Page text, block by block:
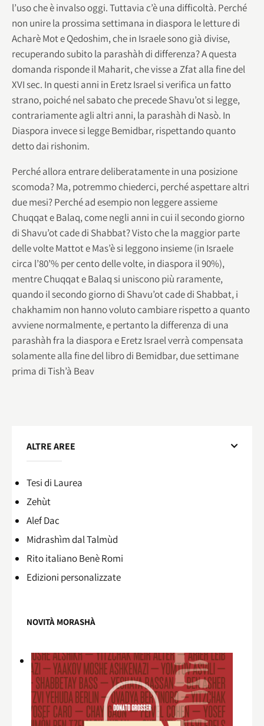
l’uso che è invalso oggi. Tuttavia c’è una difficoltà. Perché
non unire la prossima settimana in diaspora le letture di
Acharè Mot e Qedoshim, che in Israele sono già divise,
recuperando subito la parashàh di differenza? A questa
domanda risponde il Maharit, che visse a Zfat alla fine del
XVI sec. In questi anni in Eretz Israel si verifica un fatto
strano, poiché nel sabato che precede Shavu’ot si legge,
contrariamente agli altri anni, la parashàh di Nasò. In
Diaspora invece si legge Bemidbar, rispettando quanto
detto dai rishonim.
Perché allora entrare deliberatamente in una posizione
scomoda? Ma, potremmo chiederci, perché aspettare altri
due mesi? Perché ad esempio non leggere assieme
Chuqqat e Balaq, come negli anni in cui il secondo giorno
di Shavu’ot cade di Shabbat? Visto che la maggior parte
delle volte Mattot e Mas’è si leggono insieme (in Israele
circa l’80’% per cento delle volte, in diaspora il 90%),
mentre Chuqqat e Balaq si uniscono più raramente,
quando il secondo giorno di Shavu’ot cade di Shabbat, i
chakhamim non hanno voluto cambiare rispetto a quanto
avviene normalmente, e pertanto la differenza di una
parashàh fra la diaspora e Eretz Israel verrà compensata
solamente alla fine del libro di Bemidbar, due settimane
prima di Tish’à Beav
ALTRE AREE
Tesi di Laurea
Zehùt
Alef Dac
Midrashìm dal Talmùd
Rito italiano Benè Romi​
Edizioni personalizzate
NOVITÀ MORASHÀ